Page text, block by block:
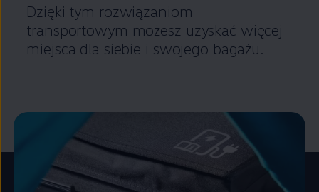
Dzięki tym rozwiązaniom
transportowym możesz uzyskać więcej
miejsca dla siebie i swojego bagażu.